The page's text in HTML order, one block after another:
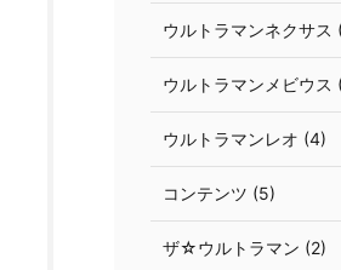
ウルトラマンネクサス
ウルトラマンメビウス
ウルトラマンレオ (4)
コンテンツ (5)
ザ☆ウルトラマン (2)